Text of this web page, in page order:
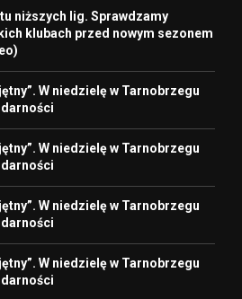
niższych lig. Sprawdzamy
klubach przed nowym sezonem
W niedzielę w Tarnobrzegu
W niedzielę w Tarnobrzegu
W niedzielę w Tarnobrzegu
W niedzielę w Tarnobrzegu